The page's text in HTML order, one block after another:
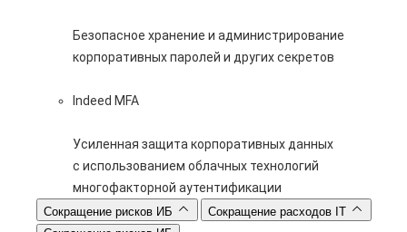
Безопасное хранение и администрирование
корпоративных паролей и других секретов
Indeed MFA
Усиленная защита корпоративных данных
с использованием облачных технологий
многофакторной аутентификации
Сокращение рисков ИБ
Сокращение расходов IT